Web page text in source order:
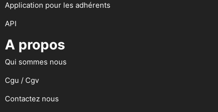
Application pour les adhérents
API
A propos
Qui sommes nous
Cgu / Cgv
Contactez nous